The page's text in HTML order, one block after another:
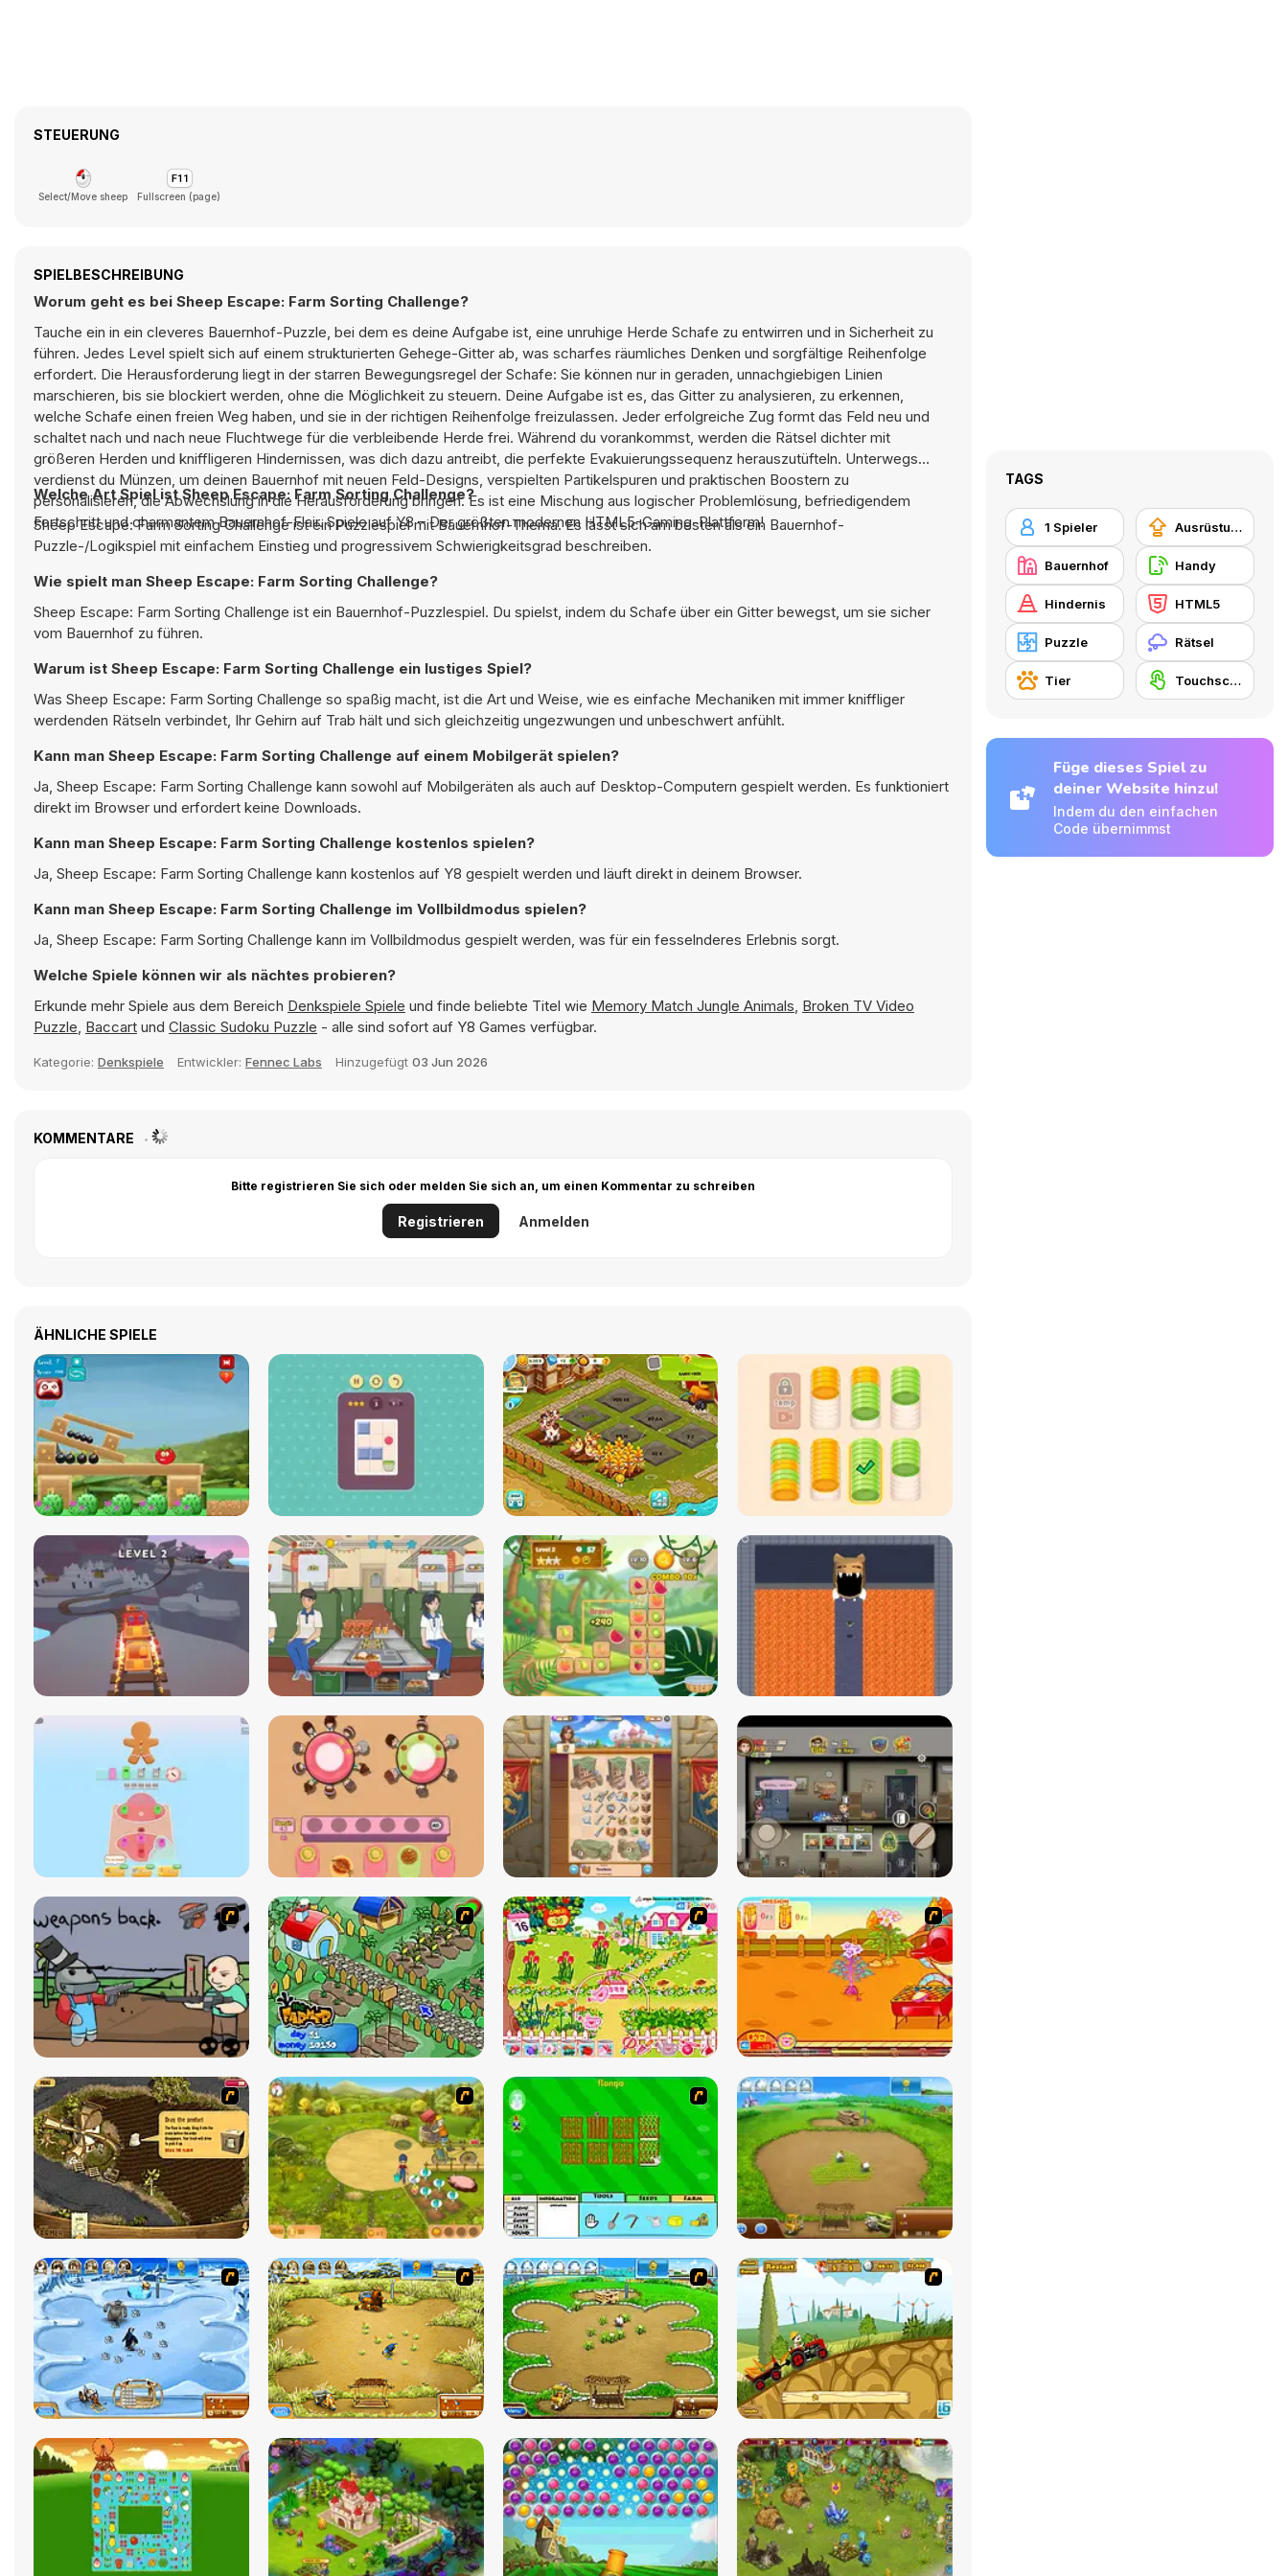
STEUERUNG
Select/Move sheep Fullscreen (page)
SPIELBESCHREIBUNG
Worum geht es bei Sheep Escape: Farm Sorting Challenge?
Tauche ein in ein cleveres Bauernhof-Puzzle, bei dem es deine Aufgabe ist, eine unruhige Herde Schafe zu entwirren und in Sicherheit zu
führen. Jedes Level spielt sich auf einem strukturierten Gehege-Gitter ab, was scharfes räumliches Denken und sorgfältige Reihenfolge
erfordert. Die Herausforderung liegt in der starren Bewegungsregel der Schafe: Sie können nur in geraden, unnachgiebigen Linien
marschieren, bis sie blockiert werden, ohne die Möglichkeit zu steuern. Deine Aufgabe ist es, das Gitter zu analysieren, zu erkennen,
welche Schafe einen freien Weg haben, und sie in der richtigen Reihenfolge freizulassen. Jeder erfolgreiche Zug formt das Feld neu und
schaltet nach und nach neue Fluchtwege für die verbleibende Herde frei. Während du vorankommst, werden die Rätsel dichter mit
größeren Herden und kniffligeren Hindernissen, was dich dazu antreibt, die perfekte Evakuierungssequenz herauszutüfteln. Unterwegs
verdienst du Münzen, um deinen Bauernhof mit neuen Feld-Designs, verspielten Partikelspuren und praktischen Boostern zu
personalisieren, die Abwechslung in die Herausforderung bringen. Es ist eine Mischung aus logischer Problemlösung, befriedigendem
Fortschritt und charmantem Bauernhof-Flair. Spiele auf Y8 – Der größten modernen HTML5-Gaming-Plattform!
Welche Art Spiel ist Sheep Escape: Farm Sorting Challenge?
Sheep Escape: Farm Sorting Challenge ist ein Puzzlespiel mit Bauernhof-Thema. Es lässt sich am besten als ein Bauernhof-
Puzzle-/Logikspiel mit einfachem Einstieg und progressivem Schwierigkeitsgrad beschreiben.
Wie spielt man Sheep Escape: Farm Sorting Challenge?
Sheep Escape: Farm Sorting Challenge ist ein Bauernhof-Puzzlespiel. Du spielst, indem du Schafe über ein Gitter bewegst, um sie sicher
vom Bauernhof zu führen.
Warum ist Sheep Escape: Farm Sorting Challenge ein lustiges Spiel?
Was Sheep Escape: Farm Sorting Challenge so spaßig macht, ist die Art und Weise, wie es einfache Mechaniken mit immer kniffliger
werdenden Rätseln verbindet, Ihr Gehirn auf Trab hält und sich gleichzeitig ungezwungen und unbeschwert anfühlt.
Kann man Sheep Escape: Farm Sorting Challenge auf einem Mobilgerät spielen?
Ja, Sheep Escape: Farm Sorting Challenge kann sowohl auf Mobilgeräten als auch auf Desktop-Computern gespielt werden. Es funktioniert
direkt im Browser und erfordert keine Downloads.
Kann man Sheep Escape: Farm Sorting Challenge kostenlos spielen?
Ja, Sheep Escape: Farm Sorting Challenge kann kostenlos auf Y8 gespielt werden und läuft direkt in deinem Browser.
Kann man Sheep Escape: Farm Sorting Challenge im Vollbildmodus spielen?
Ja, Sheep Escape: Farm Sorting Challenge kann im Vollbildmodus gespielt werden, was für ein fesselnderes Erlebnis sorgt.
Welche Spiele können wir als nächtes probieren?
Erkunde mehr Spiele aus dem Bereich Denkspiele Spiele und finde beliebte Titel wie Memory Match Jungle Animals, Broken TV Video
Puzzle, Baccart und Classic Sudoku Puzzle - alle sind sofort auf Y8 Games verfügbar.
Kategorie: Denkspiele Entwickler: Fennec Labs Hinzugefügt 03 Jun 2026
KOMMENTARE
Bitte registrieren Sie sich oder melden Sie sich an, um einen Kommentar zu schreiben
Registrieren Anmelden
ÄHNLICHE SPIELE
TAGS
1 Spieler Ausrüstungs-Upgrade kaufen
Bauernhof Handy
Hindernis HTML5
Puzzle Rätsel
Tier Touchscreen
Füge dieses Spiel zu
deiner Website hinzu!
Indem du den einfachen
Code übernimmst